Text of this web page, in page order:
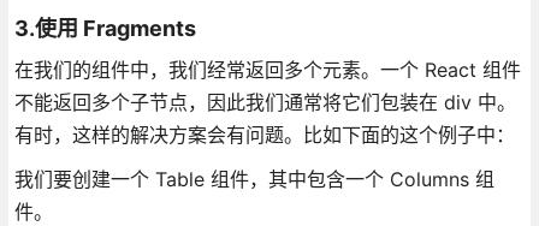
3.使用 Fragments
在我们的组件中，我们经常返回多个元素。一个 React 组件
不能返回多个子节点，因此我们通常将它们包装在 div 中。
有时，这样的解决方案会有问题。比如下面的这个例子中：
我们要创建一个 Table 组件，其中包含一个 Columns 组
件。